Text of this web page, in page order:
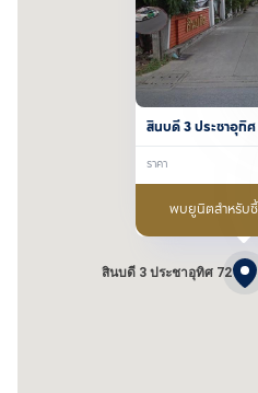
สินบดี 3 ประชาอุทิศ 72
สินบดี 3 ประชาอุทิศ
ราคา
พบยูนิตสำหรับซื้